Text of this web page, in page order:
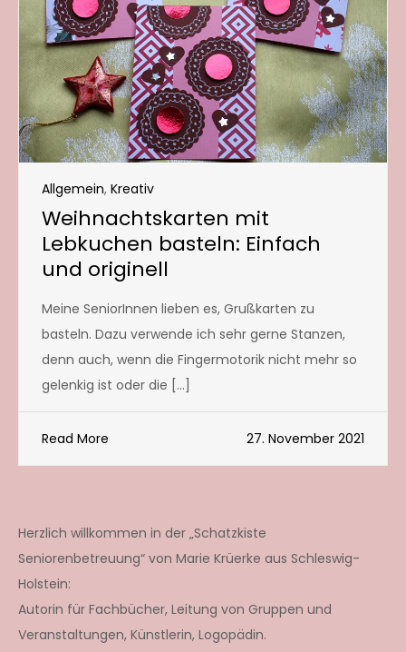
Allgemein, Kreativ
Weihnachtskarten mit
Lebkuchen basteln: Einfach
und originell
Meine SeniorInnen lieben es, Grußkarten zu
basteln. Dazu verwende ich sehr gerne Stanzen,
denn auch, wenn die Fingermotorik nicht mehr so
gelenkig ist oder die […]
Read More 27. November 2021
Herzlich willkommen in der „Schatzkiste
Seniorenbetreuung“ von Marie Krüerke aus Schleswig-
Holstein:
Autorin für Fachbücher, Leitung von Gruppen und
Veranstaltungen, Künstlerin, Logopädin.